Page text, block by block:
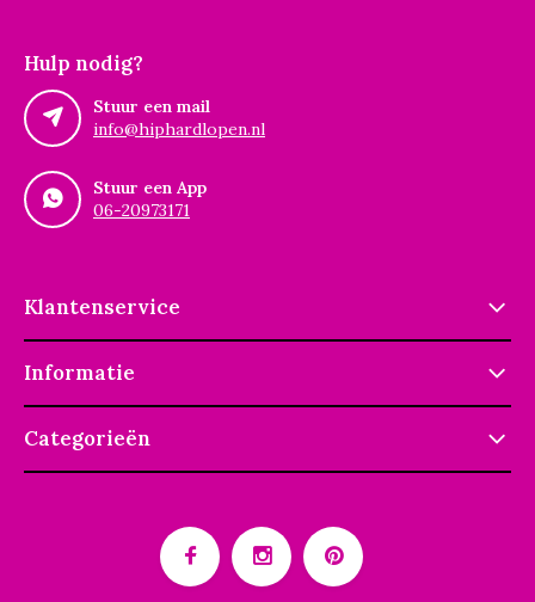
Hulp nodig?
Stuur een mail
info@hiphardlopen.nl
Stuur een App
06-20973171
Klantenservice
Informatie
Categorieën